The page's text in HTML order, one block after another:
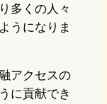
多くの人々
うになりま
アクセスの
に貢献でき